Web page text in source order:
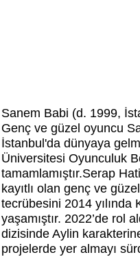
Sanem Babi (d. 1999,
Genç ve güzel oyuncu
İstanbul'da dünyaya
Üniversitesi Oyunculuk
tamamlamıştır.Serap
kayıtlı olan genç ve
tecrübesini 2014 yılında
yaşamıştır. 2022’de rol
dizisinde Aylin
projelerde yer almayı